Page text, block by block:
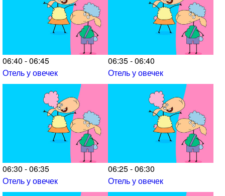
06:40 - 06:45
Отель у овечек
06:35 - 06:40
Отель у овечек
06:30 - 06:35
Отель у овечек
06:25 - 06:30
Отель у овечек